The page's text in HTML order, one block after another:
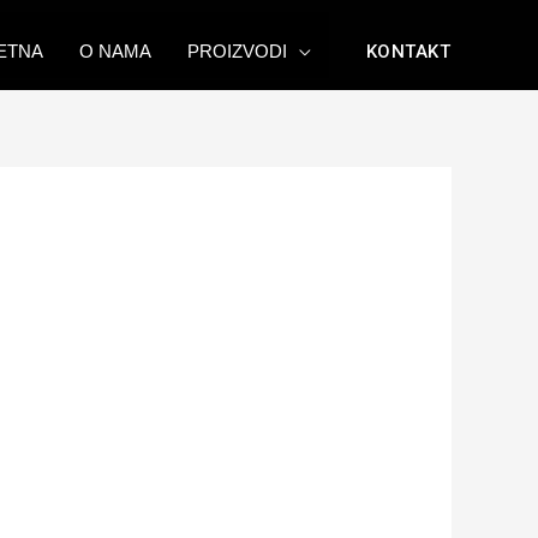
O NAMA PROIZVODI KONTAKT